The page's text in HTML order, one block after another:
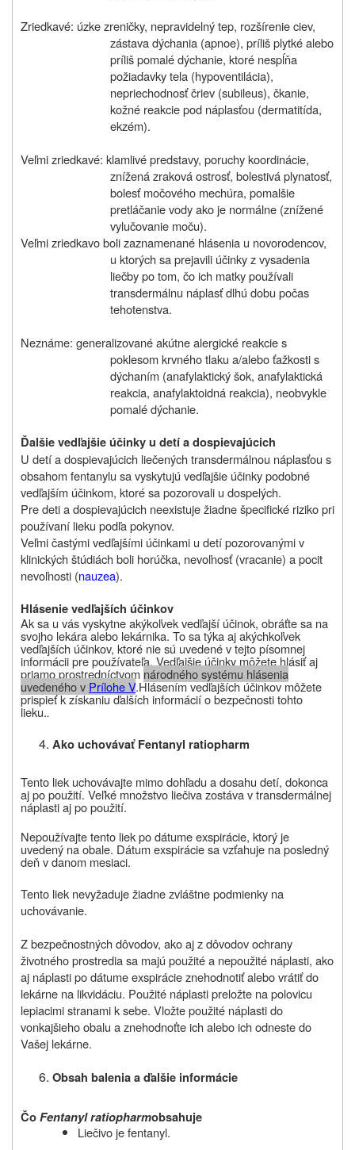
Zriedkavé: úzke zreničky, nepravidelný tep, rozšírenie ciev,
zástava dýchania (apnoe), príliš plytké alebo
príliš pomalé dýchanie, ktoré nespĺňa
požiadavky tela (hypoventilácia),
nepriechodnosť čriev (subileus), čkanie,
kožné reakcie pod náplasťou (dermatitída,
ekzém).
Veľmi zriedkavé: klamlivé predstavy, poruchy koordinácie,
znížená zraková ostrosť, bolestivá plynatosť,
bolesť močového mechúra, pomalšie
pretláčanie vody ako je normálne (znížené
vylučovanie moču).
Veľmi zriedkavo boli zaznamenané hlásenia u novorodencov,
u ktorých sa prejavili účinky z vysadenia
liečby po tom, čo ich matky používali
transdermálnu náplasť dlhú dobu počas
tehotenstva.
Neznáme: generalizované akútne alergické reakcie s
poklesom krvného tlaku a/alebo ťažkosti s
dýchaním (anafylaktický šok, anafylaktická
reakcia, anafylaktoidná reakcia), neobvykle
pomalé dýchanie.
Ďalšie vedľajšie účinky u detí a dospievajúcich
U detí a dospievajúcich liečených transdermálnou náplasťou s
obsahom fentanylu sa vyskytujú vedľajšie účinky podobné
vedľajším účinkom, ktoré sa pozorovali u dospelých.
Pre deti a dospievajúcich neexistuje žiadne špecifické riziko pri
používaní lieku podľa pokynov.
Veľmi častými vedľajšími účinkami u detí pozorovanými v
klinických štúdiách boli horúčka, nevoľnosť (vracanie) a pocit
nevoľnosti (nauzea).
Hlásenie vedľajších účinkov
Ak sa u vás vyskytne akýkoľvek vedľajší účinok, obráťte sa na
svojho lekára alebo lekárnika. To sa týka aj akýchkoľvek
vedľajších účinkov, ktoré nie sú uvedené v tejto písomnej
informácii pre používateľa. Vedľajšie účinky môžete hlásiť aj
priamo prostredníctvom národného systému hlásenia
uvedeného v Prílohe V.Hlásením vedľajších účinkov môžete
prispieť k získaniu ďalších informácií o bezpečnosti tohto
lieku..
Ako uchovávať Fentanyl ratiopharm
Tento liek uchovávajte mimo dohľadu a dosahu detí, dokonca
aj po použití. Veľké množstvo liečiva zostáva v transdermálnej
náplasti aj po použití.
Nepoužívajtetento liekpo dátume exspirácie, ktorý je
uvedený na obale. Dátum exspirácie sa vzťahuje na posledný
deň v danom mesiaci.
Tento liek nevyžaduje žiadne zvláštne podmienky na
uchovávanie.
Z bezpečnostných dôvodov, ako aj z dôvodov ochrany
životného prostredia sa majú použité a nepoužité náplasti, ako
aj náplasti po dátume exspirácie znehodnotiť alebo vrátiť do
lekárne na likvidáciu. Použité náplasti preložte na polovicu
lepiacimi stranami k sebe. Vložte použité náplasti do
vonkajšieho obalu a znehodnoťte ich alebo ich odneste do
Vašej lekárne.
Obsah balenia a ďalšie informácie
ČoFentanyl ratiopharmobsahuje
Liečivo je fentanyl.